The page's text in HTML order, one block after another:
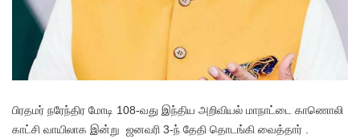
பிரதமர் நரேந்திர மோடி 108-வது இந்திய அறிவியல் மாநாட்டை காணொலி
காட்சி வாயிலாக இன்று ஜனவரி 3-ந் தேதி தொடங்கி வைத்தார் .